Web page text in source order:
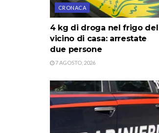
CRONACA
4 kg di droga nel frigo del
vicino di casa: arrestate
due persone
7 AGOSTO, 2026